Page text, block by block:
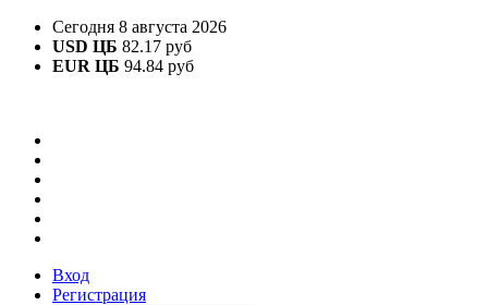
Сегодня 8 августа 2026
USD ЦБ 82.17 руб
EUR ЦБ 94.84 руб
Вход
Регистрация